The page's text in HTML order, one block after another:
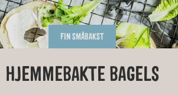
FIN SMÅBAKST
HJEMMEBAKTE BAGELS